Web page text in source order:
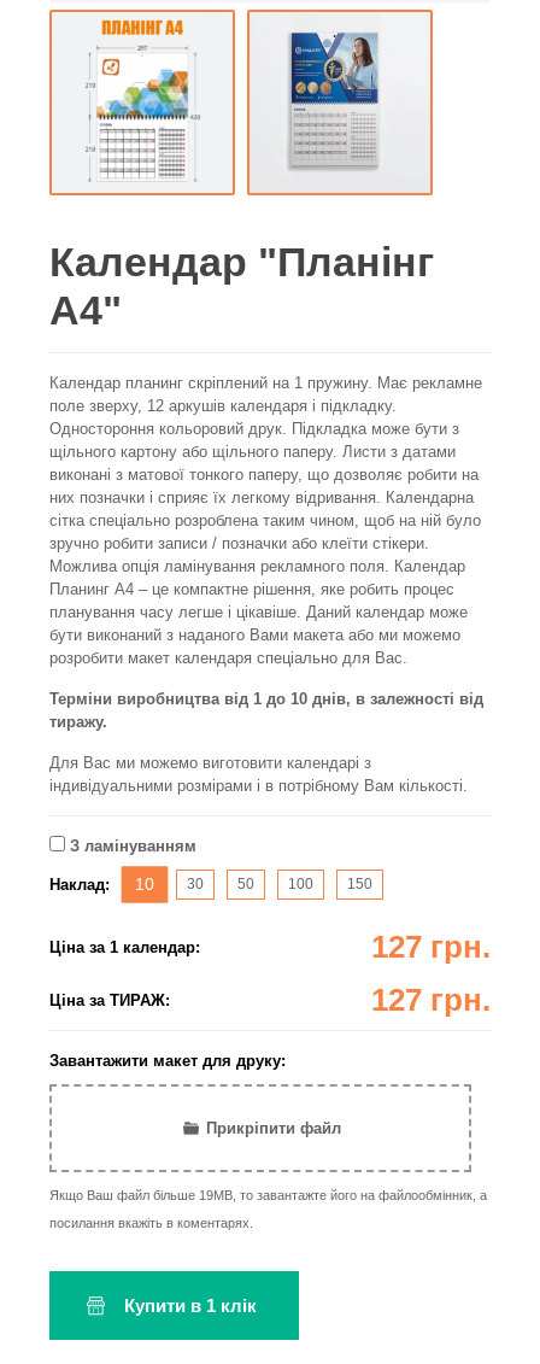
Календар "Планінг
А4"
Календар планинг скріплений на 1 пружину. Має рекламне
поле зверху, 12 аркушів календаря і підкладку.
Одностороння кольоровий друк. Підкладка може бути з
щільного картону або щільного паперу. Листи з датами
виконані з матової тонкого паперу, що дозволяє робити на
них позначки і сприяє їх легкому відривання. Календарна
сітка спеціально розроблена таким чином, щоб на ній було
зручно робити записи / позначки або клеїти стікери.
Можлива опція ламінування рекламного поля. Календар
Планинг А4 – це компактне рішення, яке робить процес
планування часу легше і цікавіше. Даний календар може
бути виконаний з наданого Вами макета або ми можемо
розробити макет календаря спеціально для Вас.
Терміни виробництва від 1 до 10 днів, в залежності від
тиражу.
Для Вас ми можемо виготовити календарі з
індивідуальними розмірами і в потрібному Вам кількості.
З ламінуванням
Наклад: 10 30 50 100 150
Ціна за 1 календар: 127 грн.
Ціна за ТИРАЖ: 127 грн.
Завантажити макет для друку:
Прикріпити файл
Якщо Ваш файл більше 19MB, то завантажте його на файлообмінник, а
посилання вкажіть в коментарях.
Купити в 1 клік